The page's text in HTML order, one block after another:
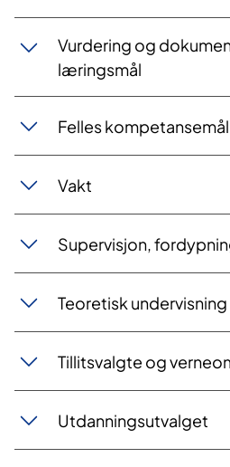
Vurdering og
læringsmål
Felles kompetansemål
Vakt
Supervisjon,
Teoretisk undervisning
Tillitsvalgte og
Utdanningsutvalget